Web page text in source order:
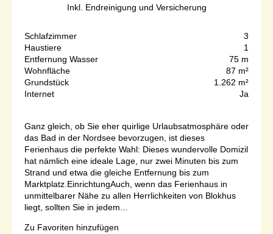
Inkl. Endreinigung und Versicherung
Schlafzimmer
3
Haustiere
1
Entfernung Wasser
75 m
Wohnfläche
87 m²
Grundstück
1.262 m²
Internet
Ja
Ganz gleich, ob Sie eher quirlige Urlaubsatmosphäre oder
das Bad in der Nordsee bevorzugen, ist dieses
Ferienhaus die perfekte Wahl: Dieses wundervolle Domizil
hat nämlich eine ideale Lage, nur zwei Minuten bis zum
Strand und etwa die gleiche Entfernung bis zum
Marktplatz.EinrichtungAuch, wenn das Ferienhaus in
unmittelbarer Nähe zu allen Herrlichkeiten von Blokhus
liegt, sollten Sie in jedem...
Zu Favoriten hinzufügen